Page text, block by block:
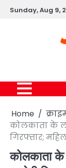
SkipSunday, Aug 9,
Home
कोलकाता के
गिरफ्तार;
कोलकाता के